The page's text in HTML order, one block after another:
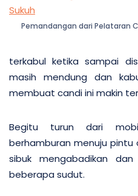
Pemandangan dari Pelataran
terkabul ketika sampai
masih mendung dan
membuat candi ini makin
Begitu turun dari
berhamburan menuju pintu
sibuk mengabadikan
beberapa sudut.